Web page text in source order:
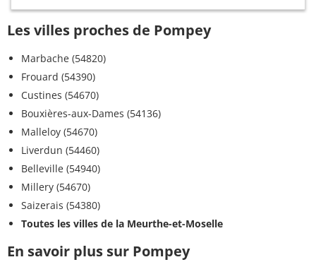
Les villes proches de Pompey
Marbache (54820)
Frouard (54390)
Custines (54670)
Bouxières-aux-Dames (54136)
Malleloy (54670)
Liverdun (54460)
Belleville (54940)
Millery (54670)
Saizerais (54380)
Toutes les villes de la Meurthe-et-Moselle
En savoir plus sur Pompey